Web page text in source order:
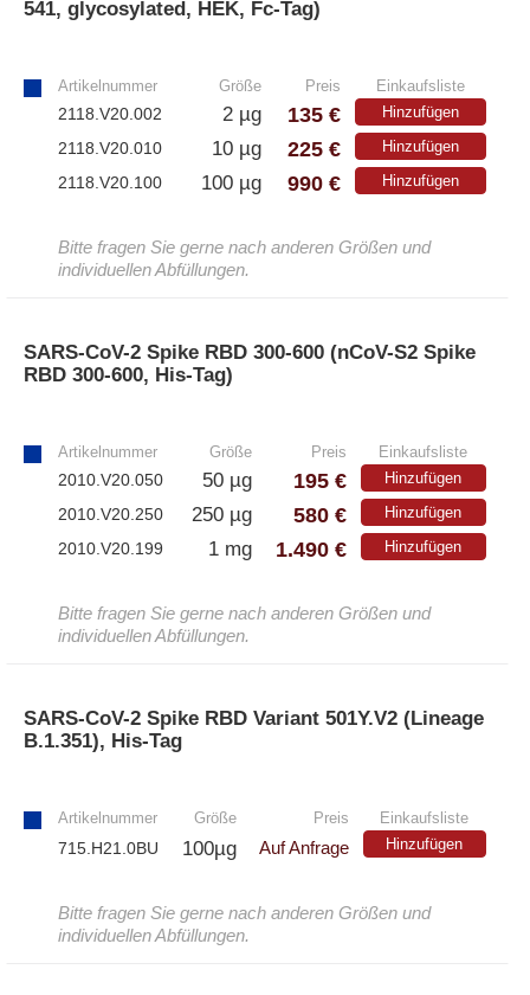
541, glycosylated, HEK, Fc-Tag)
Artikelnummer Größe Preis Einkaufsliste
2118.V20.002 2 µg 135 € Hinzufügen
2118.V20.010 10 µg 225 € Hinzufügen
2118.V20.100 100 µg 990 € Hinzufügen
Bitte fragen Sie gerne nach anderen Größen und
individuellen Abfüllungen.
SARS-CoV-2 Spike RBD 300-600 (nCoV-S2 Spike
RBD 300-600, His-Tag)
Artikelnummer Größe Preis Einkaufsliste
2010.V20.050 50 µg 195 € Hinzufügen
2010.V20.250 250 µg 580 € Hinzufügen
2010.V20.199 1 mg 1.490 € Hinzufügen
Bitte fragen Sie gerne nach anderen Größen und
individuellen Abfüllungen.
SARS-CoV-2 Spike RBD Variant 501Y.V2 (Lineage
B.1.351), His-Tag
Artikelnummer Größe Preis Einkaufsliste
715.H21.0BU 100µg Auf Anfrage Hinzufügen
Bitte fragen Sie gerne nach anderen Größen und
individuellen Abfüllungen.